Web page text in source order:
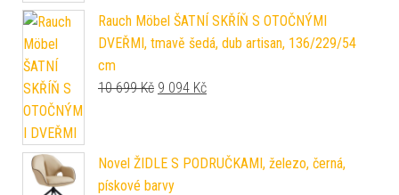
Rauch Möbel ŠATNÍ SKŘÍŇ S OTOČNÝMI
DVEŘMI, tmavě šedá, dub artisan, 136/229/54
cm
10 699Kč Původní cena byla: 10 699 Kč.
9 094 KčAktuální cena je: 9 094 Kč.
Novel ŽIDLE S PODRUČKAMI, železo, černá,
pískové barvy